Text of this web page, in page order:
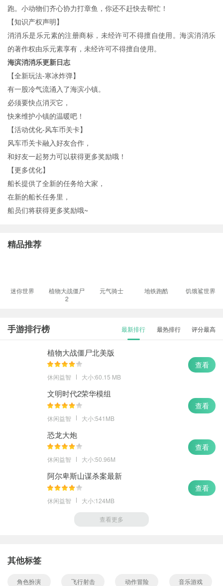
跑。小动物们齐心协力打章鱼，你还不赶快去帮忙！
【知识产权声明】
消消乐是乐元素的注册商标，未经许可不得擅自使用。海滨消消乐
的著作权由乐元素享有，未经许可不得擅自使用。
海滨消消乐更新日志
【全新玩法-寒冰炸弹】
有一股冷气流涌入了海滨小镇。
必须要快点消灭它，
快来维护小镇的温暖吧！
【活动优化-风车币关卡】
风车币关卡融入好友合作，
和好友一起努力可以获得更多奖励哦！
【更多优化】
船长提供了全新的任务给大家，
在新的船长任务里，
船员们将获得更多奖励哦~
精品推荐
迷你世界
植物大战僵尸
2
元气骑士 地铁跑酷 饥饿鲨世界
手游排行榜 最新排行 最热排行 评分最高
植物大战僵尸北美版
休闲益智 大小:60.15 MB
查看
文明时代2荣华模组
休闲益智 大小:541MB
查看
恐龙大炮
休闲益智 大小:50.96M
查看
阿尔卑斯山谋杀案最新
休闲益智 大小:124MB
查看
查看更多
其他标签
角色扮演 飞行射击 动作冒险 音乐游戏